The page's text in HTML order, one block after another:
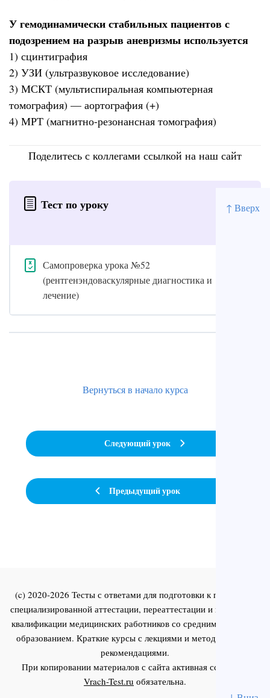
↑ Вверх
У гемодинамически стабильных пациентов с
подозрением на разрыв аневризмы используется
1) сцинтиграфия
2) УЗИ (ультразвуковое исследование)
3) МСКТ (мультиспиральная компьютерная
томография) — аортография (+)
4) МРТ (магнитно-резонансная томография)
Поделитесь с коллегами ссылкой на наш сайт
Тест по уроку
Самопроверка урока №52
(рентгенэндоваскулярные диагностика и
лечение)
Предыдущий урок
Вернуться в начало курса
Следующий урок
(c) 2020-2026 Тесты с ответами для подготовки к первичной
специализированной аттестации, переаттестации и повышения
квалификации медицинских работников со средним и высшим
образованием. Краткие курсы с лекциями и методическими
рекомендациями.
При копировании материалов с сайта активная ссылка на
Vrach-Test.ru обязательна.